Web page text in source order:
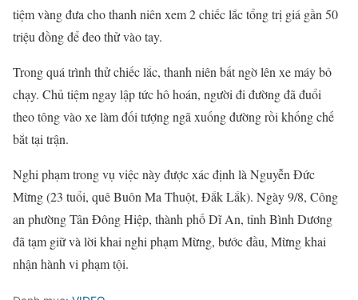
tiệm vàng đưa cho thanh niên xem 2 chiếc lắc tổng trị giá gần 50
triệu đồng để đeo thử vào tay.
Trong quá trình thử chiếc lắc, thanh niên bất ngờ lên xe máy bỏ
chạy. Chủ tiệm ngay lập tức hô hoán, người đi đường đã đuổi
theo tông vào xe làm đối tượng ngã xuống đường rồi khống chế
bắt tại trận.
Nghi phạm trong vụ việc này được xác định là Nguyễn Đức
Mừng (23 tuổi, quê Buôn Ma Thuột, Đắk Lắk). Ngày 9/8, Công
an phường Tân Đông Hiệp, thành phố Dĩ An, tỉnh Bình Dương
đã tạm giữ và lời khai nghi phạm Mừng, bước đầu, Mừng khai
nhận hành vi phạm tội.